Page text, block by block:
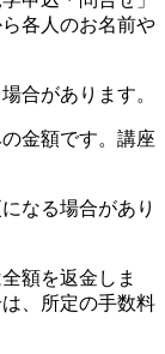
各人のお名前や
合があります。
金額です。講座
なる場合があり
額を返金しま
、所定の手数料